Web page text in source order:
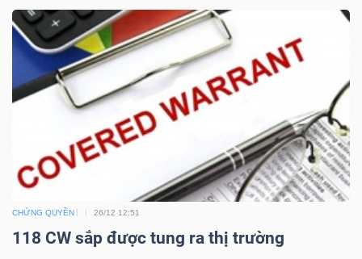
CHỨNG QUYỀN 26/12 12:51
118 CW sắp được tung ra thị trường
tác
giả
phân
tích
(-)